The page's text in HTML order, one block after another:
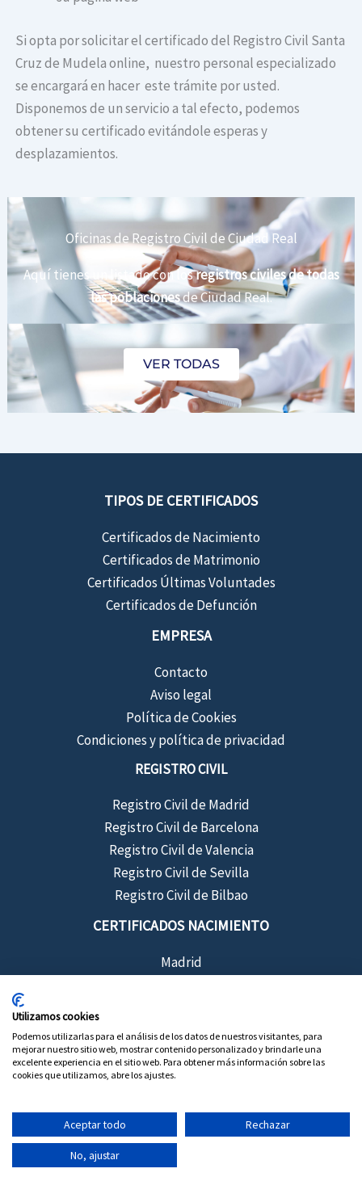
Si opta por solicitar el certificado del Registro Civil Santa
Cruz de Mudela online, nuestro personal especializado
se encargará en hacer este trámite por usted.
Disponemos de un servicio a tal efecto, podemos
obtener su certificado evitándole esperas y
desplazamientos.
Oficinas de Registro Civil de Ciudad Real
Aquí tienes un listado con losregistros civiles de todas
las poblacionesde Ciudad Real.
VER TODAS
TIPOS DE CERTIFICADOS
Certificados de Nacimiento
Certificados de Matrimonio
Certificados Últimas Voluntades
Certificados de Defunción
EMPRESA
Contacto
Aviso legal
Política de Cookies
Condiciones y política de privacidad
REGISTRO CIVIL
Registro Civil de Madrid
Registro Civil de Barcelona
Registro Civil de Valencia
Registro Civil de Sevilla
Registro Civil de Bilbao
CERTIFICADOS NACIMIENTO
Madrid
Valencia
Bilbao
Copyright © 2026 Certificados de Registro Civil
Utilizamos cookies
Podemos utilizarlas para el análisis de los datos de nuestros visitantes, para
mejorar nuestro sitio web, mostrar contenido personalizado y brindarle una
excelente experiencia en el sitio web. Para obtener más información sobre las
cookies que utilizamos, abre los ajustes.
Aceptar todo Rechazar
No, ajustar